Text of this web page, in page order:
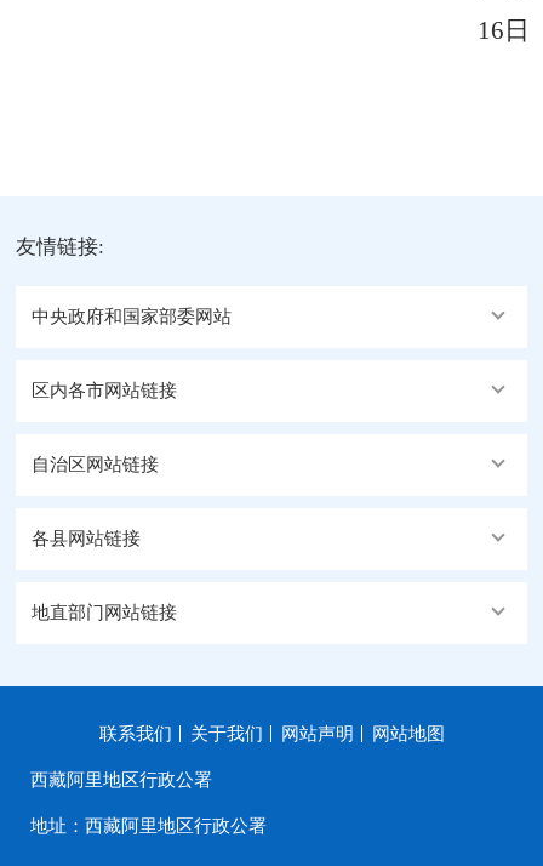
16 日
友情链接:
中央政府和国家部委网站
区内各市网站链接
自治区网站链接
各县网站链接
地直部门网站链接
联系我们 关于我们 网站声明 网站地图
西藏阿里地区行政公署
地址：西藏阿里地区行政公署